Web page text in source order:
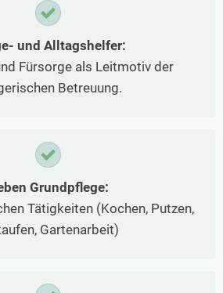
und Alltagshelfer:
Fürsorge als Leitmotiv der
Betreuung.
Grundpflege:
Tätigkeiten (Kochen, Putzen,
Gartenarbeit)